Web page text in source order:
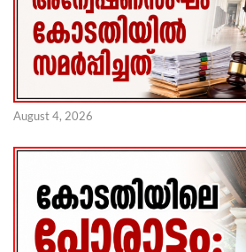
August 4, 2026